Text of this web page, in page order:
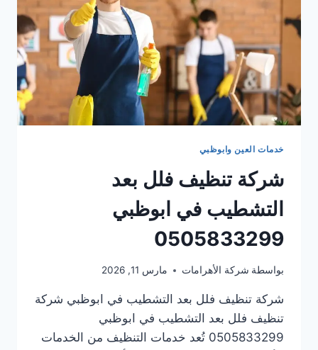
خدمات العين وابوظبي
شركة تنظيف فلل بعد
التشطيب في ابوظبي
0505833299
بواسطة شركة الأهرامات مارس 11, 2026
شركة تنظيف فلل بعد التشطيب في ابوظبي شركة
تنظيف فلل بعد التشطيب في ابوظبي
0505833299 تُعد خدمات التنظيف من الخدمات